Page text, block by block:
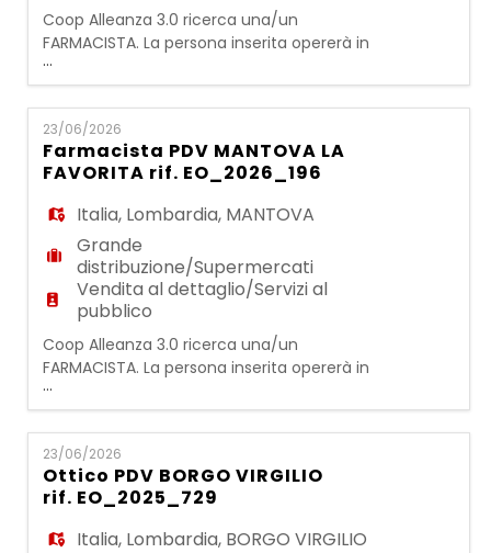
Coop Alleanza 3.0 ricerca una/un
FARMACISTA. La persona inserita opererà in
una realtà strutturata e dinamica e
all'interno del CORNER SALUTE si occuperà
delle seguenti attività: - dispensazione dei
farmaci (SOP E OTC) - gestione dello
spazio di vendita nei suoi aspetti economici
- gestione dei prodotti - ottimizzazione del
servizio al client
...
23/06/2026
Farmacista PDV MANTOVA LA
FAVORITA rif. EO_2026_196
Italia, Lombardia, MANTOVA
Grande
distribuzione/Supermercati
Vendita al dettaglio/Servizi al
pubblico
Coop Alleanza 3.0 ricerca una/un
FARMACISTA. La persona inserita opererà in
una realtà strutturata e dinamica e
all'interno del CORNER SALUTE si occuperà
delle seguenti attività: - dispensazione dei
farmaci (SOP E OTC) - gestione dello
spazio di vendita nei suoi aspetti economici
- gestione dei prodotti - ottimizzazione del
servizio al client
...
23/06/2026
Ottico PDV BORGO VIRGILIO
rif. EO_2025_729
Italia, Lombardia, BORGO VIRGILIO